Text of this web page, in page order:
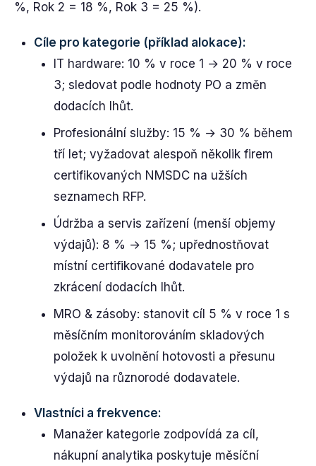
%, Rok 2 = 18 %, Rok 3 = 25 %).
Cíle pro kategorie (příklad alokace):
IT hardware: 10 % v roce 1 → 20 % v roce
3; sledovat podle hodnoty PO a změn
dodacích lhůt.
Profesionální služby: 15 % → 30 % během
tří let; vyžadovat alespoň několik firem
certifikovaných NMSDC na užších
seznamech RFP.
Údržba a servis zařízení (menší objemy
výdajů): 8 % → 15 %; upřednostňovat
místní certifikované dodavatele pro
zkrácení dodacích lhůt.
MRO & zásoby: stanovit cíl 5 % v roce 1 s
měsíčním monitorováním skladových
položek k uvolnění hotovosti a přesunu
výdajů na různorodé dodavatele.
Vlastníci a frekvence:
Manažer kategorie zodpovídá za cíl,
nákupní analytika poskytuje měsíční